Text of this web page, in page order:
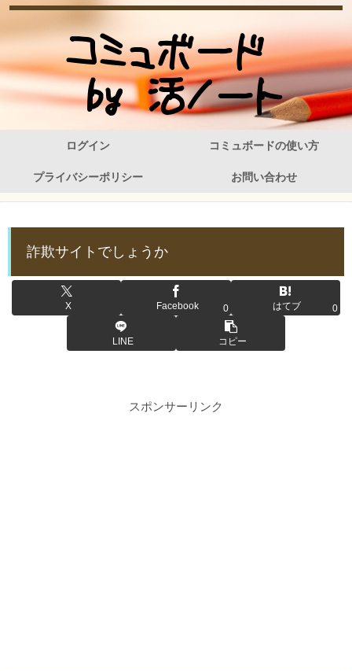
ログイン コミュボードの使い方
プライバシーポリシー お問い合わせ
詐欺サイトでしょうか
X Facebook 0 はてブ 0
LINE コピー
スポンサーリンク